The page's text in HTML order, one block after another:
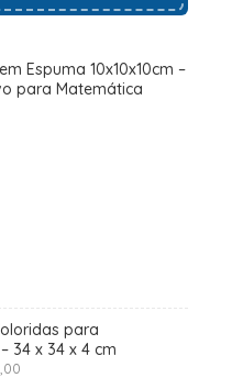
Espuma 10x10x10cm –
para Matemática
para
34 x 34 x 4 cm